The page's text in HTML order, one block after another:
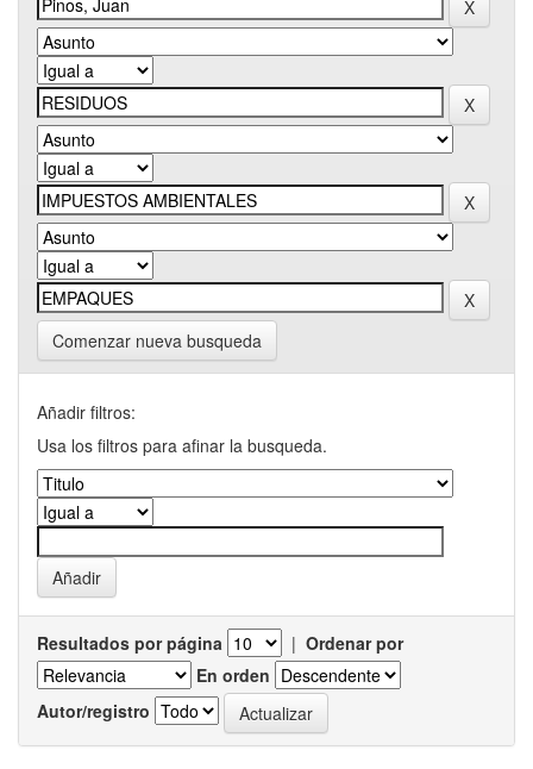
Comenzar nueva busqueda
Añadir filtros:
Usa los filtros para afinar la busqueda.
Resultados por página | Ordenar por
En orden
Autor/registro